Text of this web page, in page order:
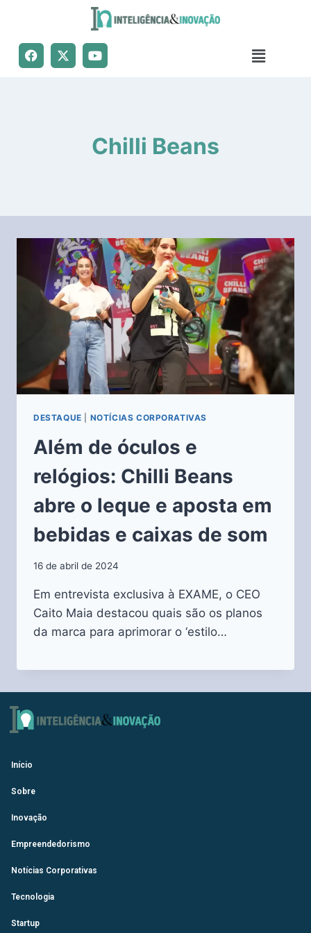
Chilli Beans
DESTAQUE NOTÍCIAS CORPORATIVAS
Além de óculos e
relógios: Chilli Beans
abre o leque e aposta em
bebidas e caixas de som
16 de abril de 2024
Em entrevista exclusiva à EXAME, o CEO
Caito Maia destacou quais são os planos
da marca para aprimorar o ‘estilo…
Início
Sobre
Inovação
Empreendedorismo
Notícias Corporativas
Tecnologia
Startup